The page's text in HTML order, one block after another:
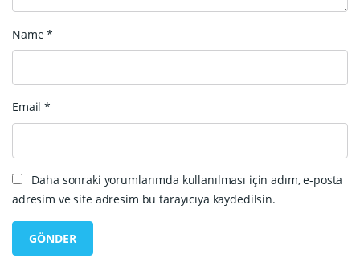
Name*
Email*
Daha sonraki yorumlarımda kullanılması için adım, e-posta
adresim ve site adresim bu tarayıcıya kaydedilsin.